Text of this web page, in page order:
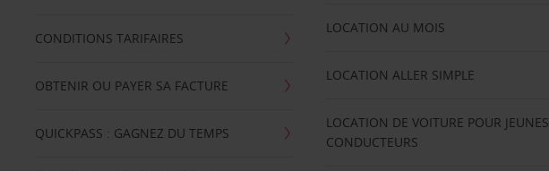
CONDITIONS TARIFAIRES
OBTENIR OU PAYER SA FACTURE
QUICKPASS : GAGNEZ DU TEMPS
LOCATION AU MOIS
LOCATION ALLER SIMPLE
LOCATION DE VOITURE POUR JEUNES
CONDUCTEURS